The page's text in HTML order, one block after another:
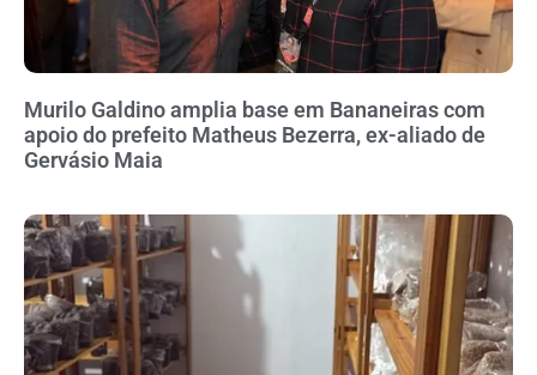
Murilo Galdino amplia base em Bananeiras com
apoio do prefeito Matheus Bezerra, ex-aliado de
Gervásio Maia